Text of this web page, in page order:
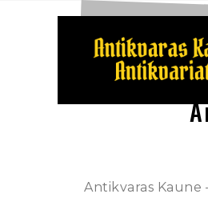
Antikvaras Kaune